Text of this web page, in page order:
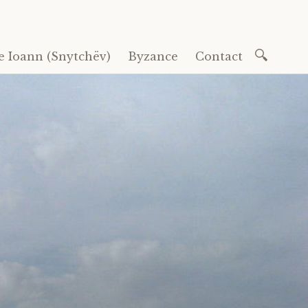
Ioann (Snytchëv) Byzance Contact